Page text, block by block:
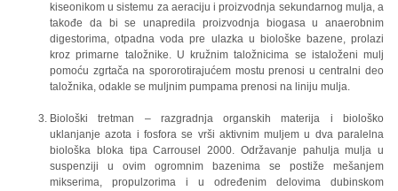
kiseonikom u sistemu za aeraciju i proizvodnja sekundarnog mulja, a
takođe da bi se unapredila proizvodnja biogasa u anaerobnim
digestorima, otpadna voda pre ulazka u biološke bazene, prolazi
kroz primarne taložnike. U kružnim taložnicima se istaloženi mulj
pomoću zgrtača na spororotirajućem mostu prenosi u centralni deo
taložnika, odakle se muljnim pumpama prenosi na liniju mulja.
Biološki tretman – razgradnja organskih materija i biološko
uklanjanje azota i fosfora se vrši aktivnim muljem u dva paralelna
biološka bloka tipa Carrousel 2000. Održavanje pahulja mulja u
suspenziji u ovim ogromnim bazenima se postiže mešanjem
mikserima, propulzorima i u određenim delovima dubinskom